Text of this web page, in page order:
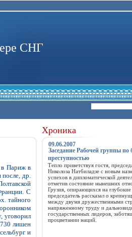
СНГ
в Париж в
после, др.
С
тайного
уговорил
лишен
и
Хроника
09.06.2007
Заседание Рабочей группы по
преступностью
Тепло приветствуя гостя,
Николоза Натбиладзе с новым
успехов в дипломатической
отметив состояние нынешних
Грузия, опирающихся на глубокие
председатель рассказал о
между двумя дружественными
напряженному труду и
государственных лидеров,
процветании наций.